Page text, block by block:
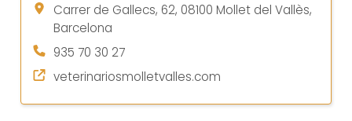
Carrer de Gallecs, 62, 08100 Mollet del Vallès,
Barcelona
935 70 30 27
veterinariosmolletvalles.com